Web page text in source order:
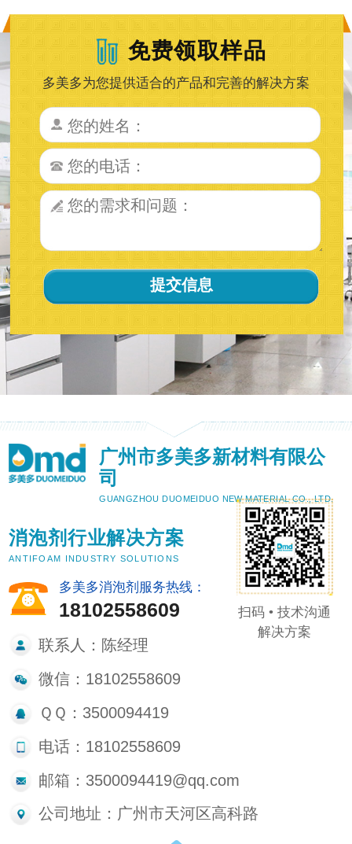
免费领取样品
多美多为您提供适合的产品和完善的解决方案
广州市多美多新材料有限公
司
GUANGZHOU DUOMEIDUO NEW MATERIAL CO., LTD.
消泡剂行业解决方案
ANTIFOAM INDUSTRY SOLUTIONS
多美多消泡剂服务热线：
18102558609
联系人：陈经理
微信：18102558609
ＱＱ：3500094419
电话：18102558609
邮箱：3500094419@qq.com
公司地址：广州市天河区高科路
扫码 • 技术沟通
解决方案